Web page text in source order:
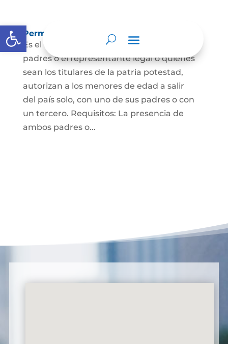
Abrir barra de herramientas
Permisos de salida de país temporal
Es el documento mediante el cual los
padres o el representante legal o quienes
sean los titulares de la patria potestad,
autorizan a los menores de edad a salir
del país solo, con uno de sus padres o con
un tercero. Requisitos: La presencia de
ambos padres o...